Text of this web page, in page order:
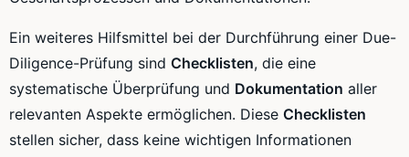
Ein weiteres Hilfsmittel bei der Durchführung einer Due-
Diligence-Prüfung sind Checklisten, die eine
systematische Überprüfung und Dokumentation aller
relevanten Aspekte ermöglichen. Diese Checklisten
stellen sicher, dass keine wichtigen Informationen